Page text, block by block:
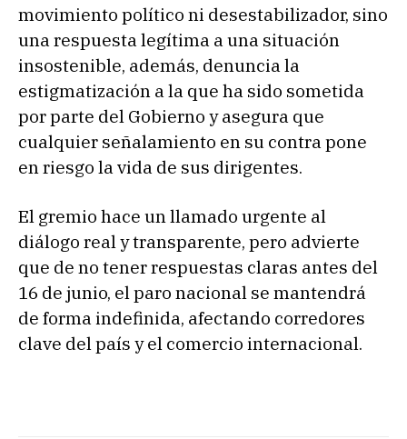
movimiento político ni desestabilizador, sino
una respuesta legítima a una situación
insostenible, además, denuncia la
estigmatización a la que ha sido sometida
por parte del Gobierno y asegura que
cualquier señalamiento en su contra pone
en riesgo la vida de sus dirigentes.
El gremio hace un llamado urgente al
diálogo real y transparente, pero advierte
que de no tener respuestas claras antes del
16 de junio, el paro nacional se mantendrá
de forma indefinida, afectando corredores
clave del país y el comercio internacional.